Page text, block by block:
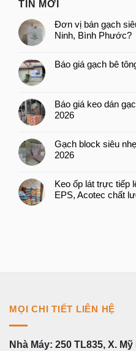
TIN MỚI
Đơn vị bán gạch
Ninh, Bình Phước?
Báo giá gạch bê
Báo giá keo dán
2026
Gạch block siêu
2026
Keo ốp lát trực tiếp
EPS, Acotec chất
MỌI CHI TIẾT LIÊN HỆ
Nhà Máy: 250 TL835, X.